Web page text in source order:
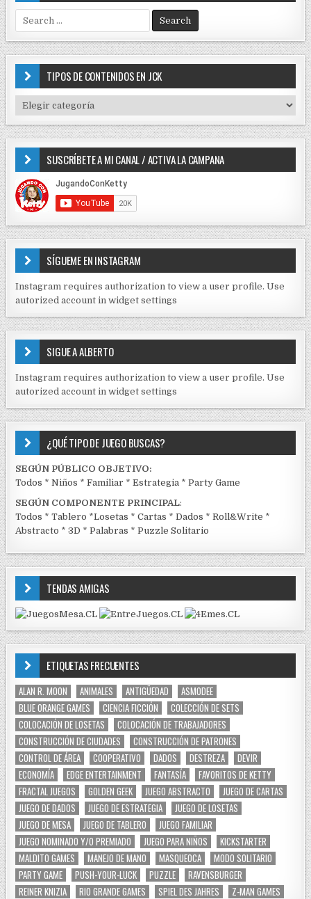
e
a
r
f
r
:
TIPOS DE CONTENIDOS EN JCK
I
P
D
E
C
O
N
T
I
D
S
E
J
C
K
SUSCRÍBETE A MI CANAL / ACTIVA LA CAMPANA
SÍGUEME EN INSTAGRAM
Instagram requires authorization to view a user profile. Use
autorized account in widget settings
SIGUE A ALBERTO
Instagram requires authorization to view a user profile. Use
autorized account in widget settings
¿QUÉ TIPO DE JUEGO BUSCAS?
SEGÚN PÚBLICO OBJETIVO:
Todos *Niños *Familiar *Estrategia *Party Game
SEGÚN COMPONENTE PRINCIPAL:
Todos *Tablero *Losetas *Cartas *Dados *Roll&Write *
Abstracto *3D *Palabras *Puzzle Solitario
TENDAS AMIGAS
ETIQUETAS FRECUENTES
ALAN R. MOON ANIMALES ANTIGÜEDAD
ASMODEE
BLUE ORANGE GAMES
CIENCIA FICCIÓN
COLECCIÓN DE SETS
COLOCACIÓN DE LOSETAS
COLOCACIÓN DE TRABAJADORES
CONSTRUCCIÓN DE CIUDADES
CONSTRUCCIÓN DE PATRONES
CONTROL DE ÁREA
COOPERATIVO DADOS DESTREZA
DEVIR
ECONOMÍA
EDGE ENTERTAINMENT FANTASÍA
FAVORITOS DE KETTY
FRACTAL JUEGOS
GOLDEN GEEK JUEGO ABSTRACTO
JUEGO DE CARTAS
JUEGO DE DADOS
JUEGO DE ESTRATEGIA
JUEGO DE LOSETAS
JUEGO DE MESA
JUEGO DE TABLERO
JUEGO FAMILIAR
JUEGO NOMINADO Y/O PREMIADO
JUEGO PARA NIÑOS
KICKSTARTER
MALDITO GAMES
MANEJO DE MANO MASQUEOCA
MODO SOLITARIO
PARTY GAME
PUSH-YOUR-LUCK PUZZLE
RAVENSBURGER
REINER KNIZIA
RIO GRANDE GAMES SPIEL DES JAHRES Z-MAN GAMES